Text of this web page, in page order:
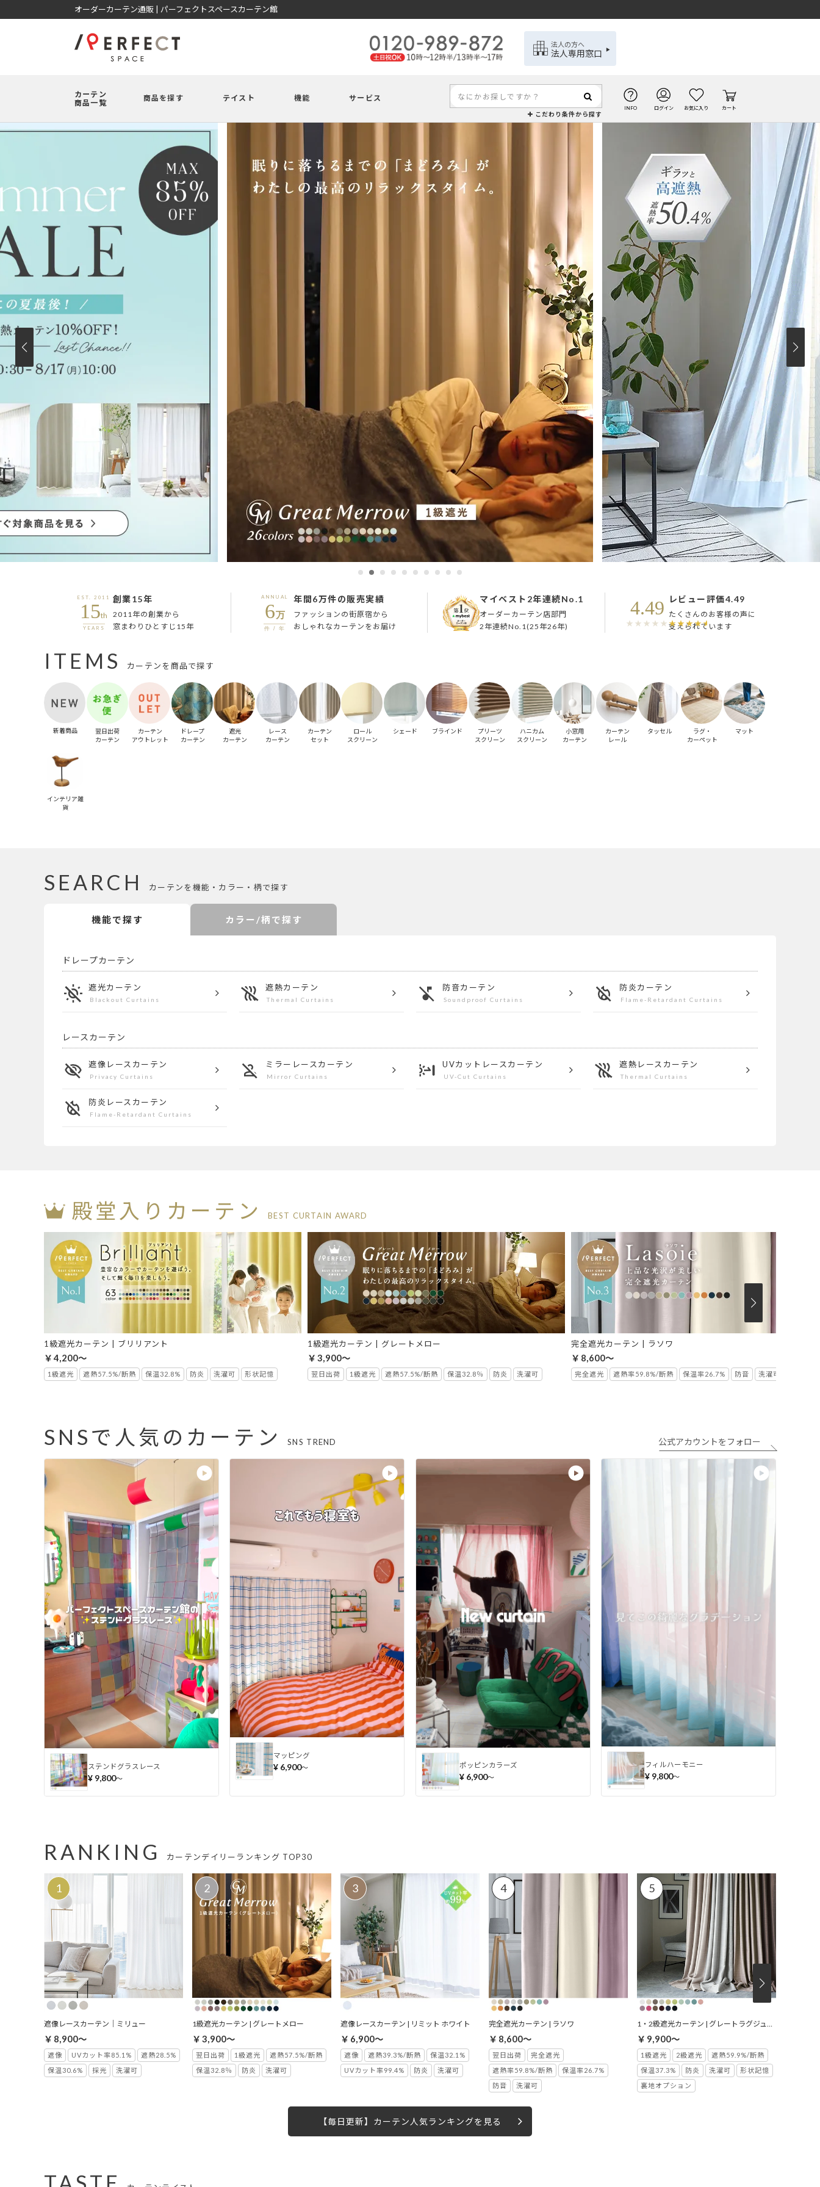
オーダーカーテン通販 | パーフェクトスペースカーテン館
法人の方へ
法人専用窓口
カーテン
商品一覧
商品を探す テイスト 機能 サービス
こだわり条件から探す
INFO ログイン お気に入り カート
EST. 2011
15th
YEARS
創業15年
2011年の創業から
窓まわりひとすじ15年
ANNUAL
6万
件 / 年
年間6万件の販売実績
ファッションの街原宿から
おしゃれなカーテンをお届け
マイベスト 2年連続No.1
オーダーカーテン店部門
2年連続No.1(25年26年)
4.49 レビュー評価4.49
たくさんのお客様の声に
支えられています
カーテンを商品で探す
ITEMS
新着商品
翌日出荷
カーテン
カーテン
アウトレット
ドレープ
カーテン
遮光
カーテン
レース
カーテン
カーテン
セット
ロール
スクリーン
シェード ブラインド
プリーツ
スクリーン
ハニカム
スクリーン
小窓用
カーテン
カーテン
レール
タッセル
ラグ・
カーペット
マット
インテリア雑
貨
カーテンを機能・カラー・柄で探す
SEARCH
機能で探す カラー/柄で探す
ドレープカーテン
遮光カーテン
Blackout Curtains
遮熱カーテン
Thermal Curtains
防音カーテン
Soundproof Curtains
防炎カーテン
Flame-Retardant Curtains
レースカーテン
遮像レース カーテン
Privacy Curtains
ミラー レースカーテン
Mirror Curtains
UVカット レースカーテン
UV-Cut Curtains
遮熱 レースカーテン
Thermal Curtains
防炎 レースカーテン
Flame-Retardant Curtains
殿堂入りカーテン BEST CURTAIN AWARD
1級遮光カーテン | ブリリアント
￥4,200～
1級遮光 遮熱57.5%/断熱 保温32.8% 防炎 洗濯可 形状記憶
1級遮光カーテン | グレートメロー
￥3,900～
翌日出荷 1級遮光 遮熱57.5%/断熱 保温32.8％ 防炎 洗濯可
完全遮光カーテン | ラソワ
￥8,600～
完全遮光 遮熱率59.8%/断熱 保温率26.7% 防音 洗濯可
SNSで人気のカーテン SNS TREND 公式アカウントをフォロー
ステンドグラスレース
¥ 9,800〜
マッピング
¥ 6,900〜 ポッピンカラーズ
¥ 6,900〜
フィルハーモニー
¥ 9,800〜
カーテンデイリーランキング TOP30
RANKING
遮像レースカーテン｜ミリュー
￥8,900～
遮像 UVカット率85.1%
遮熱28.5%
保温30.6%
採光 洗濯可
1級遮光カーテン | グレートメロー
￥3,900～
翌日出荷 1級遮光
遮熱57.5%/断熱
保温32.8％
防炎 洗濯可
遮像レースカーテン | リミット ホワイト
￥6,900～
遮像 遮熱39.3%/断熱
保温32.1%
UVカット率99.4%
防炎 洗濯可
完全遮光カーテン | ラソワ
￥8,600～
翌日出荷
完全遮光
遮熱率59.8%/断熱
保温率26.7%
防音
洗濯可
1・2級遮光カーテン | グレートラグジュアリー
￥9,900～
1級遮光 2級遮光
遮熱59.9%/断熱
保温37.3%
防炎 洗濯可
形状記憶
裏地オプション
【毎日更新】カーテン人気ランキングを見る